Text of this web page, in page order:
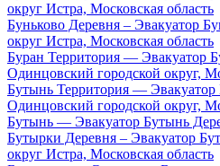
округ Истра, Московская область
Буньково Деревня – Эвакуатор
округ Истра, Московская область
Буран Территория — Эвакуатор
Одинцовский городской округ,
Бутынь Территория —
Одинцовский городской округ,
Бутынь — Эвакуатор Бутынь
Бутырки Деревня – Эвакуатор
округ Истра, Московская область